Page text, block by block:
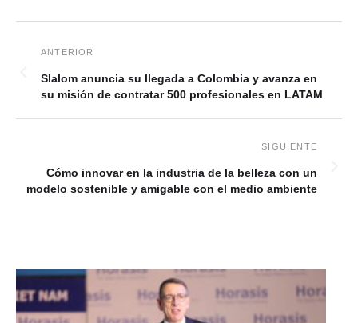
Slalom anuncia su llegada a Colombia y avanza en
su misión de contratar 500 profesionales en LATAM
Cómo innovar en la industria de la belleza con un
modelo sostenible y amigable con el medio ambiente